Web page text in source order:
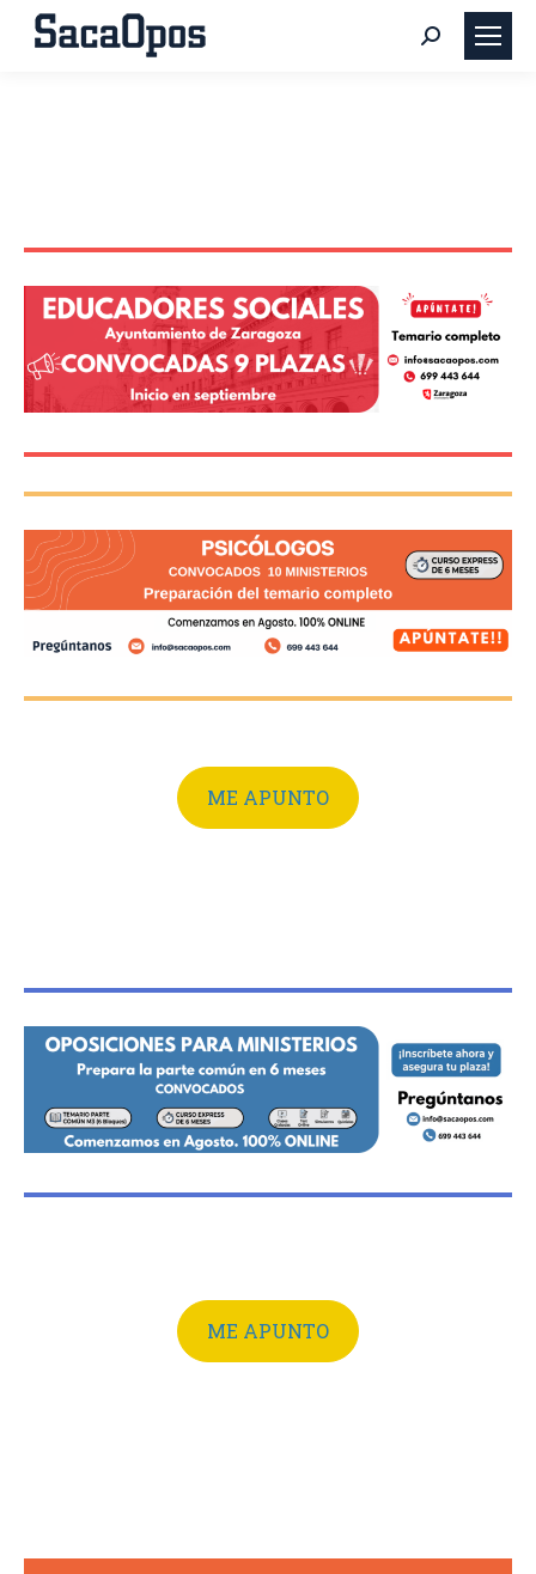
Buscar:
ME APUNTO
ME APUNTO